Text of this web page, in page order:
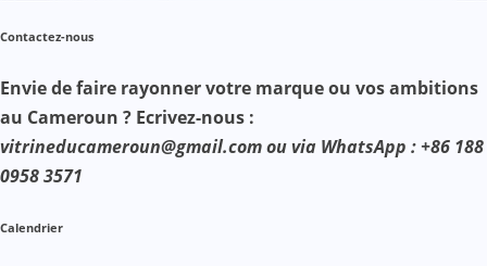
Contactez-nous
Envie de faire rayonner votre marque ou vos ambitions
au Cameroun ? Ecrivez-nous :
vitrineducameroun@gmail.com ou via WhatsApp : +86 188
0958 3571
Calendrier